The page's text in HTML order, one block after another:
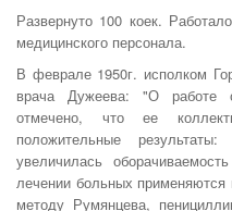
Развернуто 100 коек.
меди­цинского персонала.
В феврале 1950г. исполком
врача Дужеева: "О работе
отмечено, что ее
положительные
увеличилась
лечении больных
методу Румянцева,